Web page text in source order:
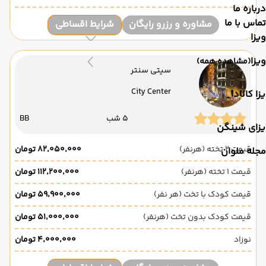
درباره ما
تماس با ما
ویزا
ویزا(مشاهده همه)
کانادا
شینگن
مجله ملوان
مشاوره و رزرو رایگان شرایط اقساطی
سیتی سنتر
City Center
5 شب BB
قیمت 2 تخته (هرنفر)
۸۲٬۰۵۰٬۰۰۰ تومان
قیمت 1 تخته (هرنفر)
۱۱۲٬۲۰۰٬۰۰۰ تومان
قیمت کودک با تخت (هر نفر)
۵۹٬۹۰۰٬۰۰۰ تومان
قیمت کودک بدون تخت (هرنفر)
۵۱٬۰۰۰٬۰۰۰ تومان
نوزاد
۴٬۰۰۰٬۰۰۰ تومان